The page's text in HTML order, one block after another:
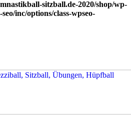
sitzball.de-2020/shop/wp-
inc/options/class-wpseo-